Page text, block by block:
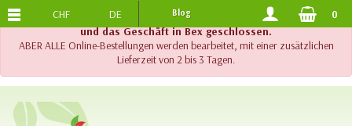
!! Wichtig !! Bis am 20. August 2026 sind der Telefonsupport
und das Geschäft in Bex geschlossen.
ABER ALLE Online-Bestellungen werden bearbeitet, mit einer zusätzlichen
Lieferzeit von 2 bis 3 Tagen.
KOSTENLOSER VERSAND AB 120.-
CHF DE Blog 0